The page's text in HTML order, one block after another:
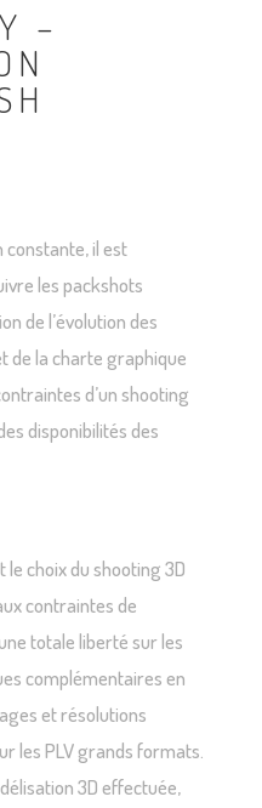
–
constante, il est
les packshots
de l’évolution des
de la charte graphique
d’un shooting
disponibilités des
le choix du shooting 3D
contraintes de
totale liberté sur les
complémentaires en
et résolutions
les PLV grands formats.
3D effectuée,